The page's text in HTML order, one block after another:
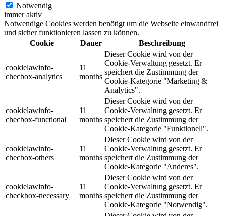
Notwendig
immer aktiv
Notwendige Cookies werden benötigt um die Webseite einwandfrei
und sicher funktionieren lassen zu können.
Cookie
Dauer Beschreibung
cookielawinfo-
checbox-analytics
11
months
Dieser Cookie wird von der
Cookie-Verwaltung gesetzt. Er
speichert die Zustimmung der
Cookie-Kategorie "Marketing &
Analytics".
cookielawinfo-
checbox-functional
11
months
Dieser Cookie wird von der
Cookie-Verwaltung gesetzt. Er
speichert die Zustimmung der
Cookie-Kategorie "Funktionell".
cookielawinfo-
checbox-others
11
months
Dieser Cookie wird von der
Cookie-Verwaltung gesetzt. Er
speichert die Zustimmung der
Cookie-Kategorie "Anderes".
cookielawinfo-
checkbox-necessary
11
months
Dieser Cookie wird von der
Cookie-Verwaltung gesetzt. Er
speichert die Zustimmung der
Cookie-Kategorie "Notwendig".